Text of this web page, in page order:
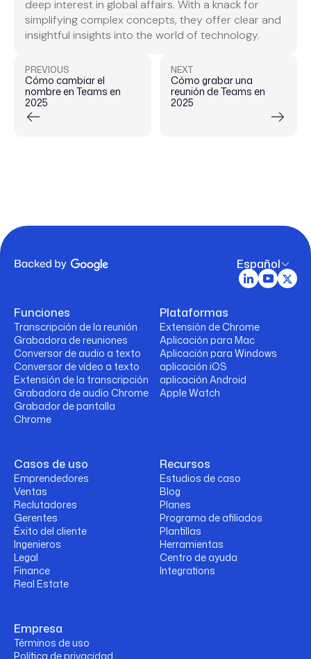
deep interest in global affairs. With a knack for
simplifying complex concepts, they offer clear and
insightful insights into the world of technology.
PREVIOUS
Cómo cambiar el
nombre en Teams en
2025
NEXT
Cómo grabar una
reunión de Teams en
2025
Español
Funciones
Transcripción de la reunión
Grabadora de reuniones
Conversor de audio a texto
Conversor de vídeo a texto
Extensión de la transcripción
Grabadora de audio Chrome
Grabador de pantalla
Chrome
Plataformas
Extensión de Chrome
Aplicación para Mac
Aplicación para Windows
aplicación iOS
aplicación Android
Apple Watch
Casos de uso
Emprendedores
Ventas
Reclutadores
Gerentes
Éxito del cliente
Ingenieros
Legal
Finance
Real Estate
Recursos
Estudios de caso
Blog
Planes
Programa de afiliados
Plantillas
Herramientas
Centro de ayuda
Integrations
Empresa
Términos de uso
Política de privacidad